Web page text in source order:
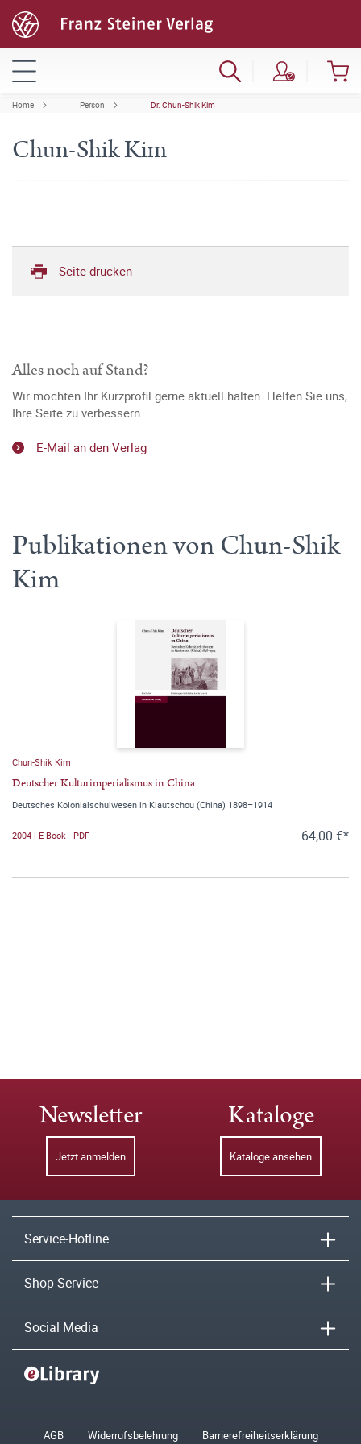
Home Person Dr. Chun-Shik Kim
Chun-Shik Kim
Seite drucken
Alles noch auf Stand?
Wir möchten Ihr Kurzprofil gerne aktuell halten. Helfen Sie uns,
Ihre Seite zu verbessern.
E-Mail an den Verlag
Publikationen von Chun-Shik
Kim
Chun-Shik Kim
Deutscher Kulturimperialismus in China
Deutsches Kolonialschulwesen in Kiautschou (China) 1898–1914
2004 | E-Book - PDF 64,00 €*
Newsletter
Jetzt anmelden
Kataloge
Kataloge ansehen
Service-Hotline
Shop-Service
Social Media
AGB Widerrufsbelehrung
Barrierefreiheitserklärung